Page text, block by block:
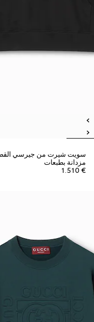
سويت شيرت من جيرسي
مزدانة بطبعات
€ 1.510